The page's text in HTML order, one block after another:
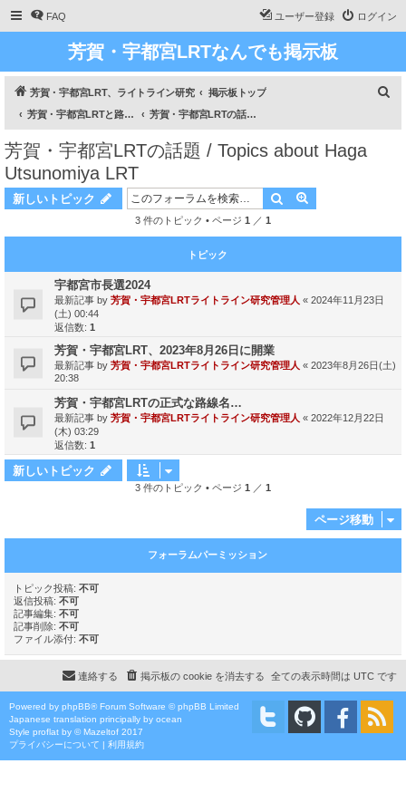
FAQ ログイン
ユーザー登録
芳賀・宇都宮LRTなんでも掲示板
芳賀・宇都宮LRT、ライトライン研究
掲示板トップ
芳賀・宇都宮LRTと路面電車のあれこれ / All about Haga Utsunomiya LRT and about Trams
芳賀・宇都宮LRTの話題 / Topics about Haga Utsunomiya LRT
芳賀・宇都宮LRTの話題 / Topics about Haga
Utsunomiya LRT
新しいトピック 検索
3 件のトピック • ページ 1 ／ 1
トピック
宇都宮市長選2024
最新記事 by 芳賀・宇都宮LRTライトライン研究管理人 « 2024年11月23日
(土) 00:44
返信数: 1
芳賀・宇都宮LRT、2023年8月26日に開業
最新記事 by 芳賀・宇都宮LRTライトライン研究管理人 « 2023年8月26日(土)
20:38
芳賀・宇都宮LRTの正式な路線名…
最新記事 by 芳賀・宇都宮LRTライトライン研究管理人 « 2022年12月22日
(木) 03:29
返信数: 1
新しいトピック
3 件のトピック • ページ 1 ／ 1
ページ移動
フォーラムパーミッション
トピック投稿: 不可
返信投稿: 不可
記事編集: 不可
記事削除: 不可
ファイル添付: 不可
全ての表示時間は UTC です
掲示板の cookie を消去する
連絡する
Powered by phpBB® Forum Software © phpBB Limited
Japanese translation principally by ocean
Style proflat by ©Mazeltof 2017
プライバシーについて | 利用規約